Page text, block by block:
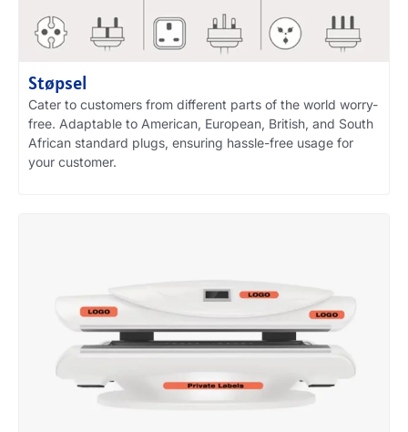
Støpsel
Cater to customers from different parts of the world worry-
free. Adaptable to American, European, British, and South
African standard plugs, ensuring hassle-free usage for
your customer.